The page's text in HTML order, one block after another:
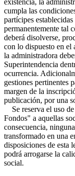
existencia, la
cumpla las
partícipes
permanentemente tal
deberá disolverse,
con lo dispuesto en el
la administradora
Superintendencia
ocurrencia.
gestiones pertinentes
margen de la
publicación, por una
Se reserva el uso
Fondos" a aquellas
consecuencia,
transformado en una
disposiciones de esta
podrá arrogarse la
social.